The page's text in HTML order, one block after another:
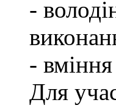
-
-
Для